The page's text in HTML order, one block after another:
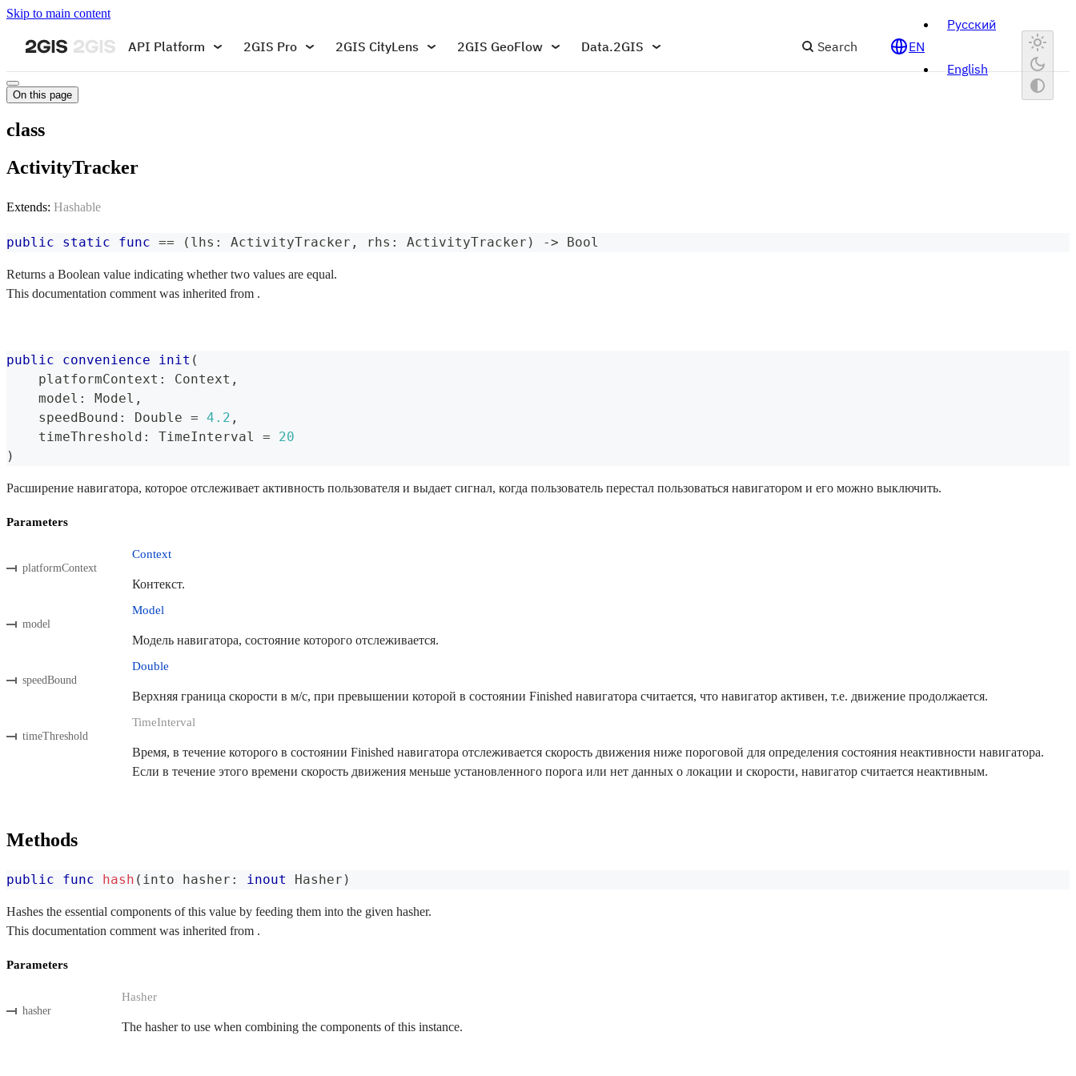
Skip to main content
API Platform 2GIS Pro 2GIS CityLens 2GIS GeoFlow Data.2GIS Search EN
Русский
English
On this page
class
ActivityTracker
Extends: Hashable
public static func == ( lhs : ActivityTracker , rhs : ActivityTracker ) -> Bool
Returns a Boolean value indicating whether two values are equal.
This documentation comment was inherited from .
public convenience init (
    platformContext
: Context ,
    model
: Model ,
    speedBound
: Double = 4.2 ,
    timeThreshold
: TimeInterval =
20
)
Расширение навигатора, которое отслеживает активность пользователя и выдает сигнал, когда пользователь перестал пользоваться навигатором и его можно выключить.
Parameters
platformContext
Context
Контекст.
model
Model
Модель навигатора, состояние которого отслеживается.
speedBound
Double
Верхняя граница скорости в м/с, при превышении которой в состоянии Finished навигатора считается, что навигатор активен, т.е. движение продолжается.
timeThreshold
TimeInterval
Время, в течение которого в состоянии Finished навигатора отслеживается скорость движения ниже пороговой для определения состояния неактивности навигатора.
Если в течение этого времени скорость движения меньше установленного порога или нет данных о локации и скорости, навигатор считается неактивным.
Methods
public func hash ( into hasher : inout Hasher )
Hashes the essential components of this value by feeding them into the given hasher.
This documentation comment was inherited from .
Parameters
hasher
Hasher
The hasher to use when combining the components of this instance.